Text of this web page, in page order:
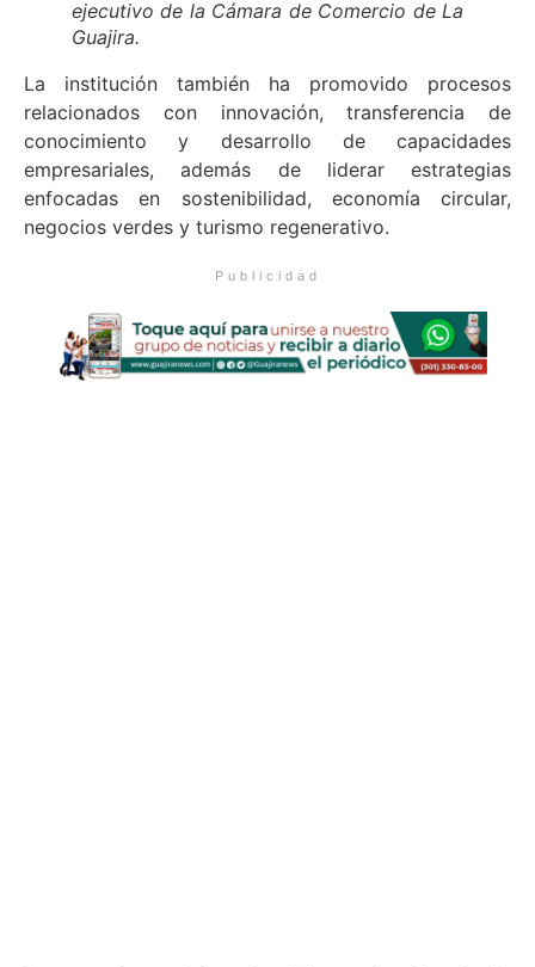
ejecutivo de la Cámara de Comercio de La
Guajira.
La institución también ha promovido procesos
relacionados con innovación, transferencia de
conocimiento y desarrollo de capacidades
empresariales, además de liderar estrategias
enfocadas en sostenibilidad, economía circular,
negocios verdes y turismo regenerativo.
Publicidad